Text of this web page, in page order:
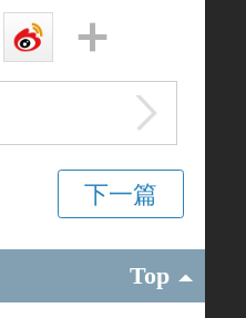
Top